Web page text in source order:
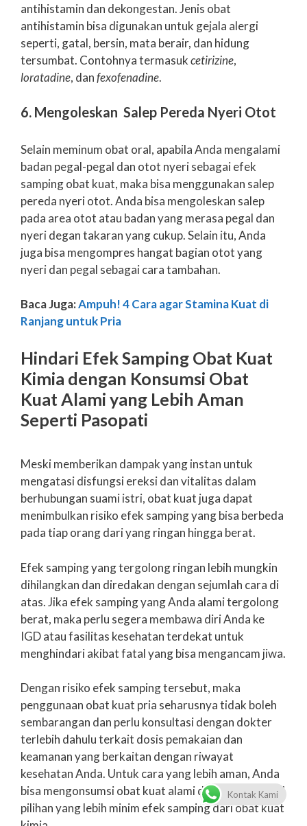
antihistamin dan dekongestan. Jenis obat
antihistamin bisa digunakan untuk gejala alergi
seperti, gatal, bersin, mata berair, dan hidung
tersumbat. Contohnya termasukcetirizine,
loratadine, danfexofenadine.
6. Mengoleskan Salep Pereda Nyeri Otot
Selain meminum obat oral, apabila Anda mengalami
badan pegal-pegal dan otot nyeri sebagai efek
samping obat kuat, maka bisa menggunakan salep
pereda nyeri otot. Anda bisa mengoleskan salep
pada area otot atau badan yang merasa pegal dan
nyeri degan takaran yang cukup. Selain itu, Anda
juga bisa mengompres hangat bagian otot yang
nyeri dan pegal sebagai cara tambahan.
Baca Juga:Ampuh! 4 Cara agar Stamina Kuat di
Ranjang untuk Pria
Hindari Efek Samping Obat Kuat
Kimia dengan Konsumsi Obat
Kuat Alami yang Lebih Aman
Seperti Pasopati
Meski memberikan dampak yang instan untuk
mengatasi disfungsi ereksi dan vitalitas dalam
berhubungan suami istri, obat kuat juga dapat
menimbulkan risiko efek samping yang bisa berbeda
pada tiap orang dari yang ringan hingga berat.
Efek samping yang tergolong ringan lebih mungkin
dihilangkan dan diredakan dengan sejumlah cara di
atas. Jika efek samping yang Anda alami tergolong
berat, maka perlu segera membawa diri Anda ke
IGD atau fasilitas kesehatan terdekat untuk
menghindari akibat fatal yang bisa mengancam jiwa.
Dengan risiko efek samping tersebut, maka
penggunaan obat kuat pria seharusnya tidak boleh
sembarangan dan perlu konsultasi dengan dokter
terlebih dahulu terkait dosis pemakaian dan
keamanan yang berkaitan dengan riwayat
kesehatan Anda. Untuk cara yang lebih aman, Anda
bisa mengonsumsi obat kuat alami dari bahan herbal
pilihan yang lebih minim efek samping dari obat kuat
Kontak Kami